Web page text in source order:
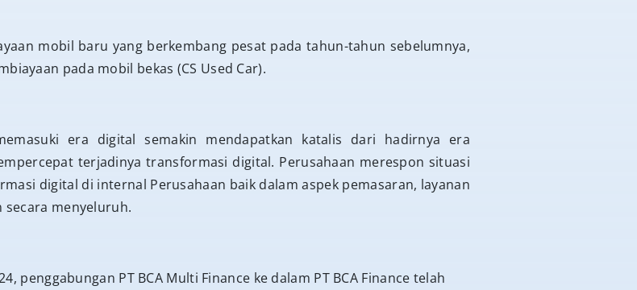
mobil baru yang berkembang pesat pada tahun-tahun sebelumnya,
pada mobil bekas (CS Used Car).
era digital semakin mendapatkan katalis dari hadirnya era
terjadinya transformasi digital. Perusahaan merespon situasi
digital di internal Perusahaan baik dalam aspek pemasaran, layanan
secara menyeluruh.
penggabungan PT BCA Multi Finance ke dalam PT BCA Finance telah